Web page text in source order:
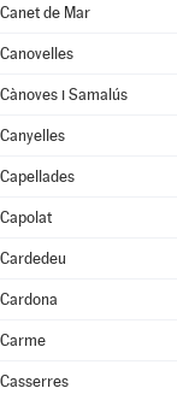
Canet de Mar
Canovelles
Cànoves i Samalús
Canyelles
Capellades
Capolat
Cardedeu
Cardona
Carme
Casserres